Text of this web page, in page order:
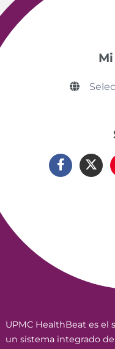
UPMC HealthBeat es el
un sistema integrado